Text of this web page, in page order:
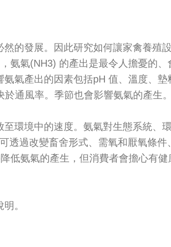
發展。因此研究如何讓家禽養殖
氨氣(NH3) 的產出是最令人擔憂的
氣產出的因素包括pH 值、溫度、墊
通風率。季節也會影響氨氣的產生。
境中的速度。氨氣對生態系統、
過改變畜舍形式、需氧和厭氧條件
低氨氣的產生，但消費者會擔心有
。